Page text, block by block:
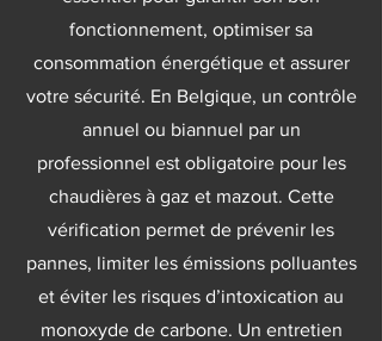
fonctionnement, optimiser sa
consommation énergétique et assurer
votre sécurité. En Belgique, un contrôle
annuel ou biannuel par un
professionnel est obligatoire pour les
chaudières à gaz et mazout. Cette
vérification permet de prévenir les
pannes, limiter les émissions polluantes
et éviter les risques d’intoxication au
monoxyde de carbone. Un entretien